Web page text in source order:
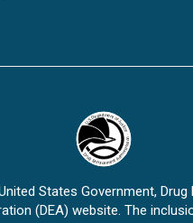
States Government,
(DEA) website. The